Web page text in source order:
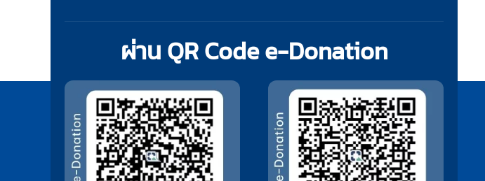
ผ่าน QR Code e-Donation